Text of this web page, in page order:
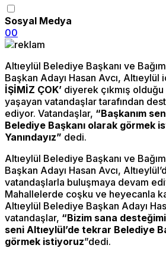
Sosyal Medya
00
Altıeylül Belediye Başkanı ve
Başkan Adayı Hasan Avcı, Altıeylül
İŞİMİZ ÇOK’ diyerek çıkmış
yaşayan vatandaşlar tarafından
ediyor. Vatandaşlar, “Başkanım
Belediye Başkanı olarak görmek
Yanındayız” dedi.
Altıeylül Belediye Başkanı ve
Başkan Adayı Hasan Avcı,
vatandaşlarla buluşmaya devam
Mahallelerde coşku ve heyecanla
Altıeylül Belediye Başkan Adayı
vatandaşlar, “Bizim sana
seni Altıeylül’de tekrar Belediye
görmek istiyoruz”dedi.